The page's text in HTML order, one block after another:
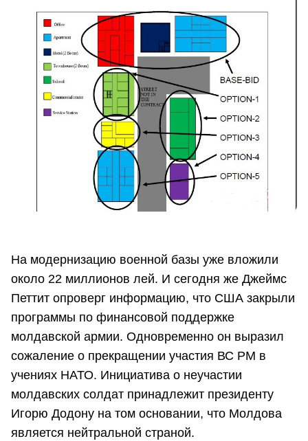
На модернизацию военной базы уже вложили
около 22 миллионов лей. И сегодня же Джеймс
Петтит опроверг информацию, что США закрыли
программы по финансовой поддержке
молдавской армии. Одновременно он выразил
сожаление о прекращении участия ВС РМ в
учениях НАТО. Инициатива о неучастии
молдавских солдат принадлежит президенту
Игорю Додону на том основании, что Молдова
является нейтральной страной.